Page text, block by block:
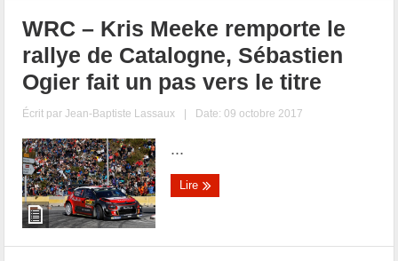
WRC – Kris Meeke remporte le
rallye de Catalogne, Sébastien
Ogier fait un pas vers le titre
Écrit parJean-Baptiste Lassaux | Date: 09 octobre 2017
...
Lire